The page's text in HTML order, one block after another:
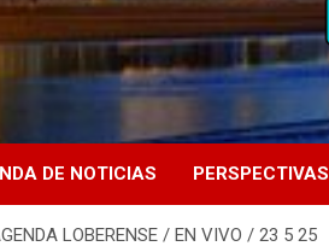
DE NOTICIAS PERSPECTIVAS
LOBERENSE / EN VIVO / 23 5 25